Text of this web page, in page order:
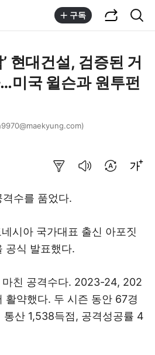
구독
현대건설, 검증된 거
미국 윌슨과 원투펀
수를 품었다.
시아 국가대표 출신 아포짓
공식 발표했다.
마친 공격수다. 2023-24, 202
약했다. 두 시즌 동안 67경
산 1,538득점, 공격성공률 4